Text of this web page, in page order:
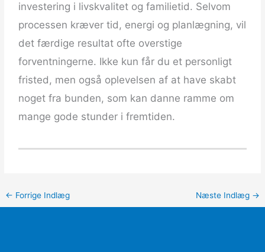
investering i livskvalitet og familietid. Selvom
processen kræver tid, energi og planlægning, vil
det færdige resultat ofte overstige
forventningerne. Ikke kun får du et personligt
fristed, men også oplevelsen af at have skabt
noget fra bunden, som kan danne ramme om
mange gode stunder i fremtiden.
← Forrige Indlæg Næste Indlæg →